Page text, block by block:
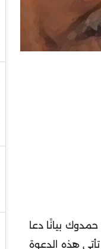
بيانًا دعا
هذه الدعوة